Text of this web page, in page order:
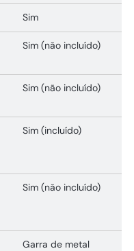
Sim
Sim (não incluído)
Sim (não incluído)
Sim (incluído)
Sim (não incluído)
Garra de metal